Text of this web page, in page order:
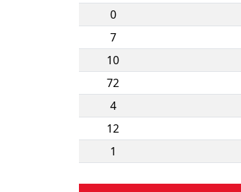
0
7
10
72
4
12
1